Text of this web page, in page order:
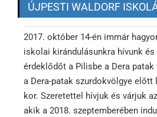
ÚJPESTI WALDORF
2017. október 14-én immár
iskolai kirándulásunkra hívunk és
érdeklődőt a Pilisbe a Dera patak
a Dera-patak szurdokvölgye előtt
kor. Szeretettel hívjuk és várjuk
akik a 2018. szeptemberében